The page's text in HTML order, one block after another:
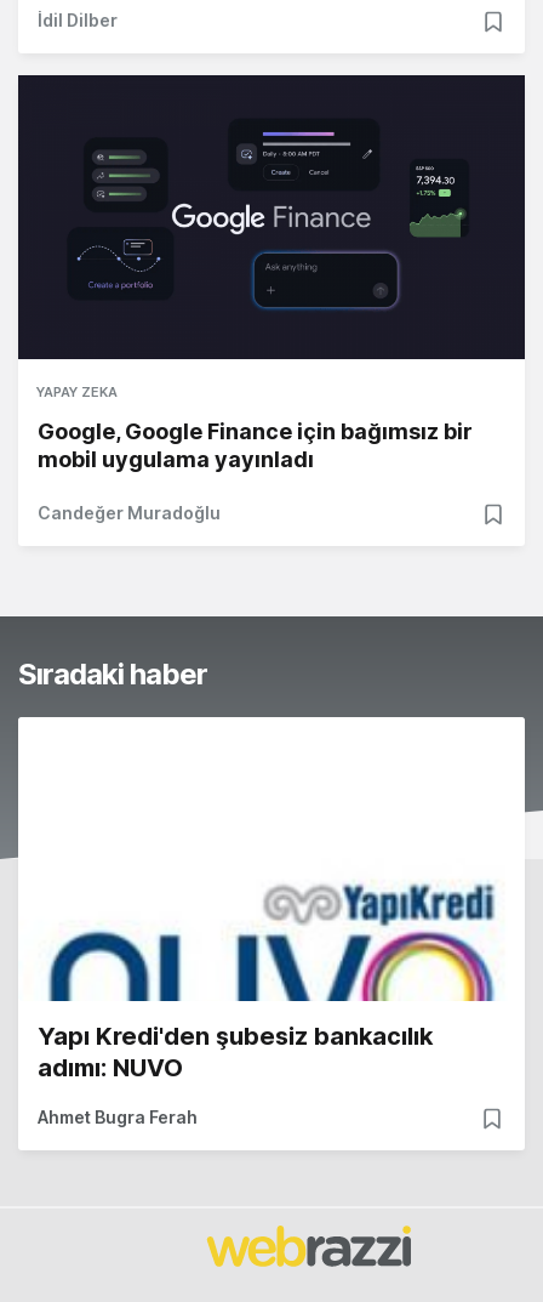
İdil Dilber
YAPAY ZEKA
Google, Google Finance için bağımsız bir
mobil uygulama yayınladı
Candeğer Muradoğlu
Sıradaki haber
Yapı Kredi'den şubesiz bankacılık
adımı: NUVO
Ahmet Bugra Ferah